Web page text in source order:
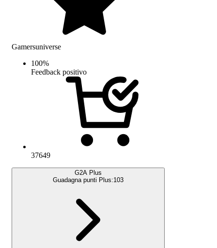
Gamersuniverse
100%
Feedback positivo
37649
G2A Plus
Guadagna punti Plus:103